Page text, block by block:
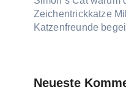
Zeichentrickkatze
Katzenfreunde
Neueste